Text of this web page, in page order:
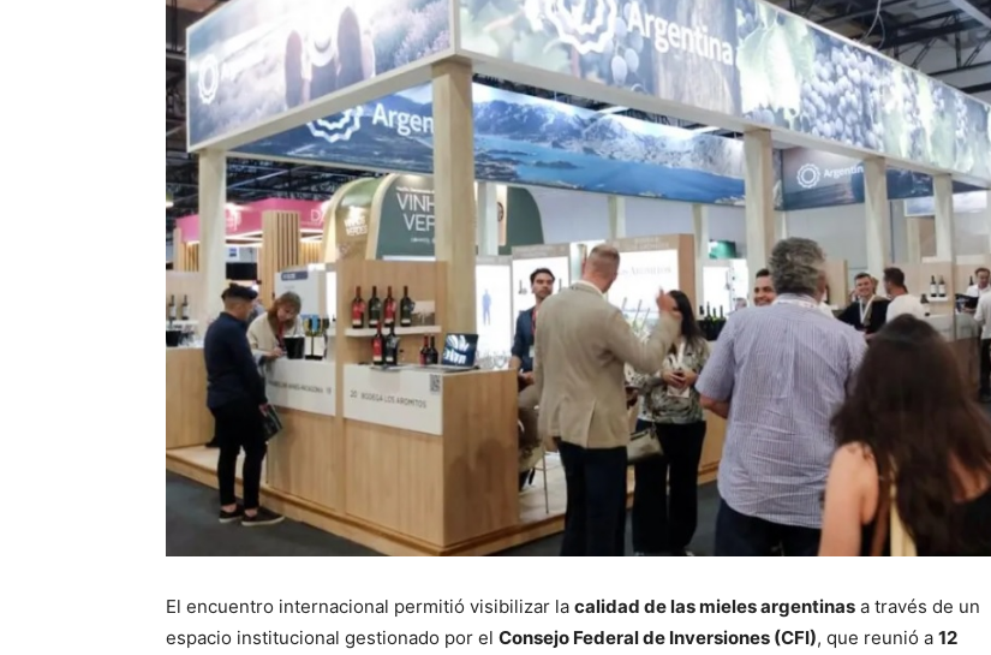
El encuentro internacional permitió visibilizar la calidad de las mieles argentinas a través de un
espacio institucional gestionado por el Consejo Federal de Inversiones (CFI), que reunió a 12